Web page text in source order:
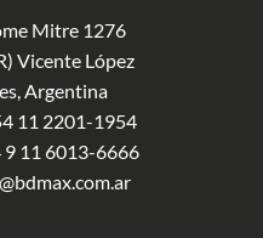
Mitre 1276
Vicente López
Argentina
11 2201-1954
9 11 6013-6666